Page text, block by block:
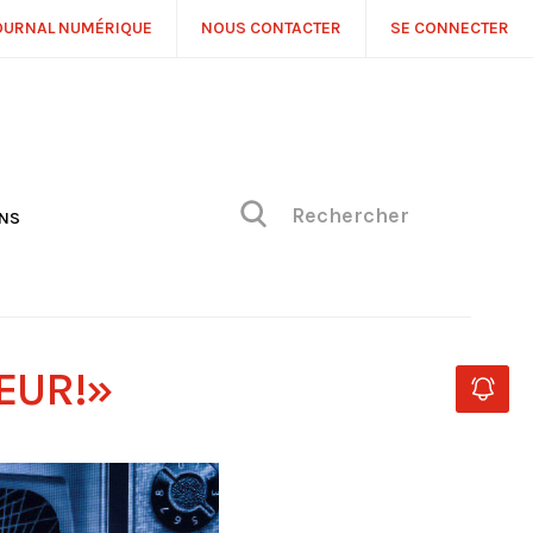
NUMÉRIQUE NOUS CONTACTER SE CONNECTER